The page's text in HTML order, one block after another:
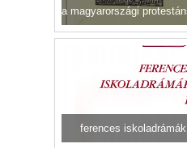
ferences iskoladrámák